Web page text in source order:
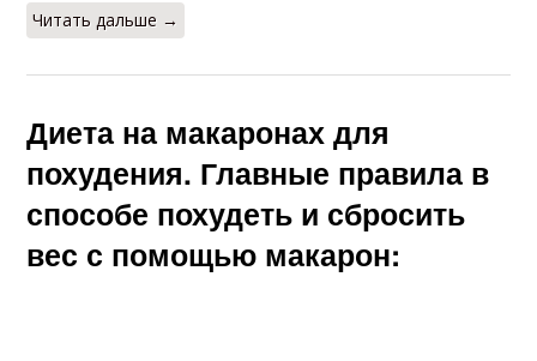
Читать дальше →
Диета на макаронах для
похудения. Главные правила в
способе похудеть и сбросить
вес с помощью макарон: